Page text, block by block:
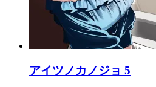
アイツノカノジョ 5